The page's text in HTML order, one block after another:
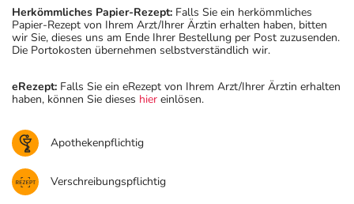
Herkömmliches Papier-Rezept: Falls Sie ein herkömmliches
Papier-Rezept von Ihrem Arzt/Ihrer Ärztin erhalten haben, bitten
wir Sie, dieses uns am Ende Ihrer Bestellung per Post zuzusenden.
Die Portokosten übernehmen selbstverständlich wir.
eRezept: Falls Sie ein eRezept von Ihrem Arzt/Ihrer Ärztin erhalten
haben, können Sie dieses hier einlösen.
Apothekenpflichtig
Verschreibungspflichtig